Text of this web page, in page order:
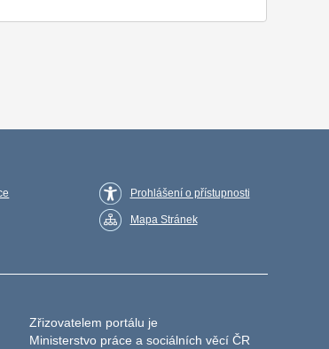
Prohlášení o přístupnosti
Mapa Stránek
Zřizovatelem portálu je
Ministerstvo práce a sociálních věcí ČR